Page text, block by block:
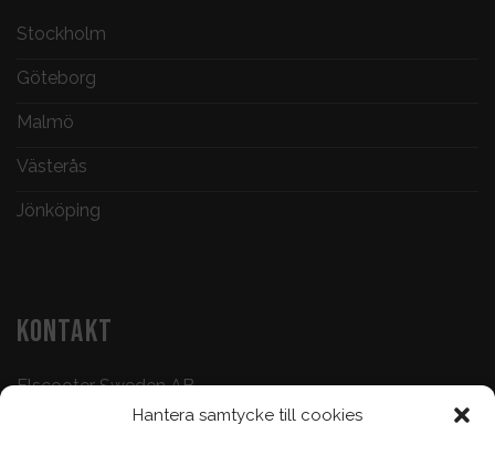
Hantera samtycke till cookies
Stockholm
Göteborg
Malmö
Västerås
Jönköping
KONTAKT
Elscooter Sweden AB
073-500 47 72